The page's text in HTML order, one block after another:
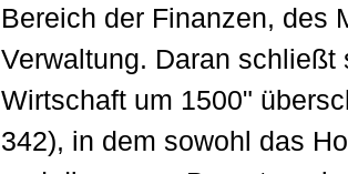
Bereich der Finanzen, des
Verwaltung. Daran
Wirtschaft um 1500"
342), in dem sowohl das